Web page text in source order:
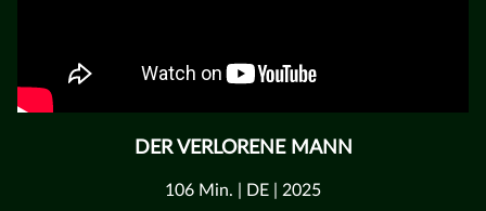
DER VERLORENE MANN
106 Min. | DE | 2025